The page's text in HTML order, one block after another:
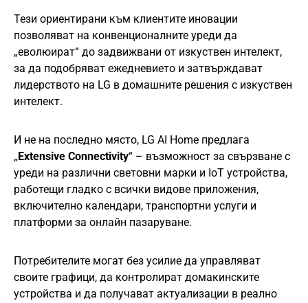
Тези ориентирани към клиентите иновации
позволяват на конвенционалните уреди да
„еволюират“ до задвижвани от изкуствен интелект,
за да подобряват ежедневието и затвърждават
лидерството на LG в домашните решения с изкуствен
интелект.
И не на последно място, LG AI Home предлага
„ Extensive Connectivity“ – възможност за свързване с
уреди на различни световни марки и IoT устройства,
работещи гладко с всички видове приложения,
включително календари, транспортни услуги и
платформи за онлайн пазаруване.
Потребителите могат без усилие да управляват
своите графици, да контролират домакинските
устройства и да получават актуализации в реално